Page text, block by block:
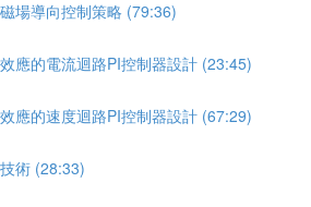
場導向控制策略 (79:36)
應的電流迴路PI控制器設計 (23:45)
應的速度迴路PI控制器設計 (67:29)
術 (28:33)